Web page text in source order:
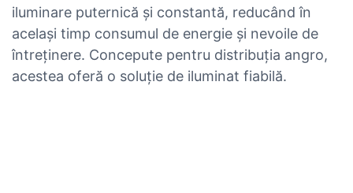
iluminare puternică și constantă, reducând în
același timp consumul de energie și nevoile de
întreținere. Concepute pentru distribuția angro,
acestea oferă o soluție de iluminat fiabilă.